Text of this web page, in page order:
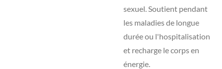
sexuel. Soutient pendant
les maladies de longue
durée ou l'hospitalisation
et recharge le corps en
énergie.